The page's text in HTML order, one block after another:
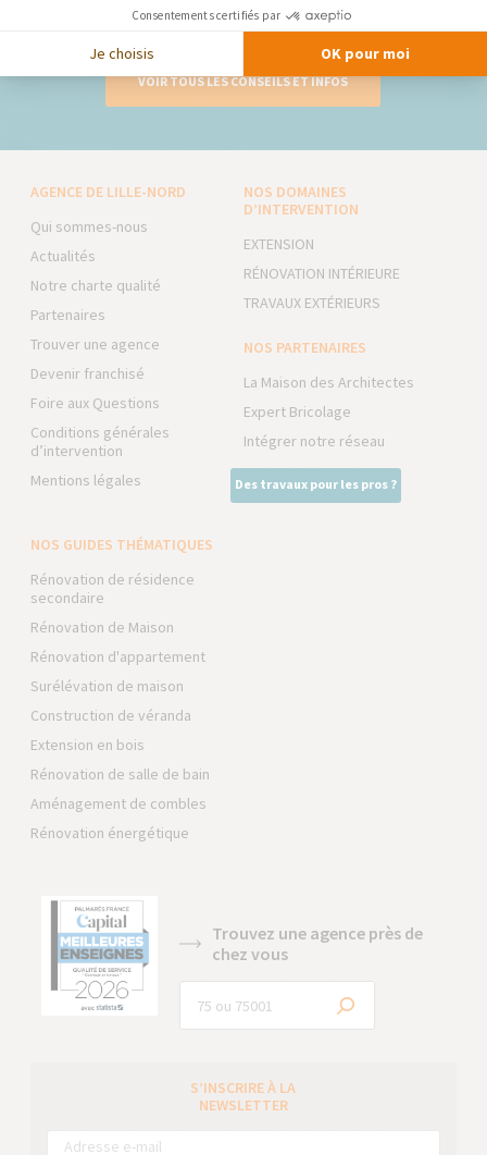
VOIR TOUS LES CONSEILS ET INFOS
AGENCE DE LILLE-NORD
Qui sommes-nous
Actualités
Notre charte qualité
Partenaires
Trouver une agence
Devenir franchisé
Foire aux Questions
Conditions générales
d’intervention
Mentions légales
NOS DOMAINES
D’INTERVENTION
EXTENSION
RÉNOVATION INTÉRIEURE
TRAVAUX EXTÉRIEURS
NOS PARTENAIRES
La Maison des Architectes
Expert Bricolage
Intégrer notre réseau
Des travaux pour les pros ?
NOS GUIDES THÉMATIQUES
Rénovation de résidence
secondaire
Rénovation de Maison
Rénovation d'appartement
Surélévation de maison
Construction de véranda
Extension en bois
Rénovation de salle de bain
Aménagement de combles
Rénovation énergétique
Trouvez une agence près de
chez vous
S’INSCRIRE À LA
NEWSLETTER
Consentements certifiés par
Je choisis OK pour moi